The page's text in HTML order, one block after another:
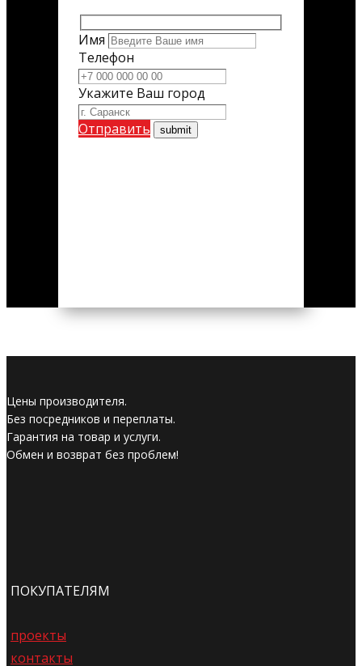
Имя
Телефон
Укажите Ваш город
Отправить
Цены производителя.
Без посредников и переплаты.
Гарантия на товар и услуги.
Обмен и возврат без проблем!
ПОКУПАТЕЛЯМ
проекты
контакты